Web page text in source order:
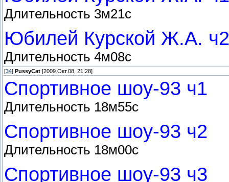
Длительность 3м21с
Юбилей Курской Ж.А. ч2
Длительность 4м08с
[34] PussyCat [2009.Окт.08, 21:28]
Спортивное шоу-93 ч1
Длительность 18м55с
Спортивное шоу-93 ч2
Длительность 18м00с
Спортивное шоу-93 ч3